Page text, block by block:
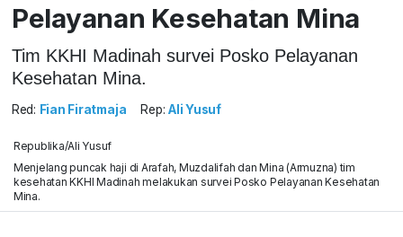
Pelayanan Kesehatan Mina
Tim KKHI Madinah survei Posko Pelayanan
Kesehatan Mina.
Red: Fian Firatmaja Rep: Ali Yusuf
Republika/Ali Yusuf
Menjelang puncak haji di Arafah, Muzdalifah dan Mina (Armuzna) tim
kesehatan KKHI Madinah melakukan survei Posko Pelayanan Kesehatan
Mina.